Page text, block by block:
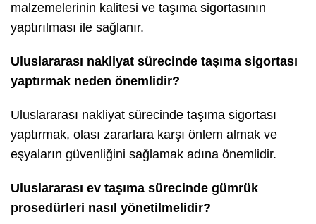
malzemelerinin kalitesi ve taşıma sigortasının
yaptırılması ile sağlanır.
Uluslararası nakliyat sürecinde taşıma sigortası
yaptırmak neden önemlidir?
Uluslararası nakliyat sürecinde taşıma sigortası
yaptırmak, olası zararlara karşı önlem almak ve
eşyaların güvenliğini sağlamak adına önemlidir.
Uluslararası ev taşıma sürecinde gümrük
prosedürleri nasıl yönetilmelidir?